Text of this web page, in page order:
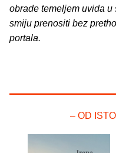
obrade temeljem uvida
smiju prenositi bez
portala.
– OD